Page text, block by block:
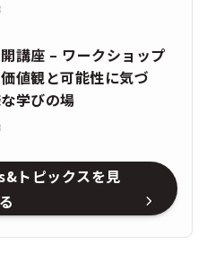
講座 – ワークショップ
値観と可能性に気づ
学びの場
トピックスを見
る